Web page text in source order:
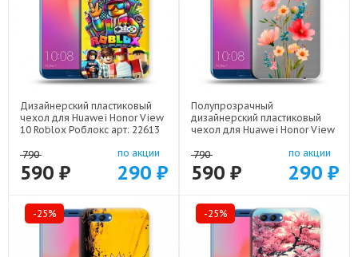
Дизайнерский пластиковый
чехол для Huawei Honor View
10 Roblox Роблокс арт: 22613
790
590 ₽
по акции
290 ₽
Полупрозрачный
дизайнерский пластиковый
чехол для Huawei Honor View
790
590 ₽
по акции
290 ₽
-25% -25%